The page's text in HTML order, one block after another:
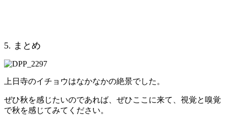
5. まとめ
上日寺のイチョウはなかなかの絶景でした。
ぜひ秋を感じたいのであれば、ぜひここに来て、視覚と嗅覚
で秋を感じてみてください。